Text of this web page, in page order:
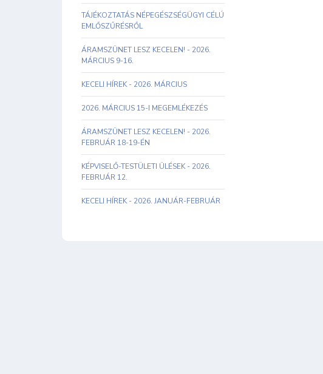
TÁJÉKOZTATÁS NÉPEGÉSZSÉGÜGYI CÉLÚ
EMLŐSZŰRÉSRŐL
ÁRAMSZÜNET LESZ KECELEN! - 2026.
MÁRCIUS 9-16.
KECELI HÍREK - 2026. MÁRCIUS
2026. MÁRCIUS 15-I MEGEMLÉKEZÉS
ÁRAMSZÜNET LESZ KECELEN! - 2026.
FEBRUÁR 18-19-ÉN
KÉPVISELŐ-TESTÜLETI ÜLÉSEK - 2026.
FEBRUÁR 12.
KECELI HÍREK - 2026. JANUÁR-FEBRUÁR